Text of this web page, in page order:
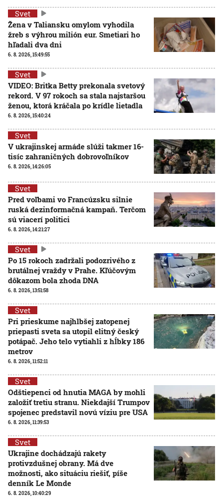
Svet
Žena v Taliansku omylom vyhodila
žreb s výhrou milión eur. Smetiari ho
hľadali dva dni
6. 8. 2026, 15:49:55
Svet
VIDEO: Britka Betty prekonala svetový
rekord. V 97 rokoch sa stala najstaršou
ženou, ktorá kráčala po krídle lietadla
6. 8. 2026, 15:40:24
Svet
V ukrajinskej armáde slúži takmer 16-
tisíc zahraničných dobrovoľníkov
6. 8. 2026, 14:26:05
Svet
Pred voľbami vo Francúzsku silnie
ruská dezinformačná kampaň. Terčom
sú viacerí politici
6. 8. 2026, 14:21:27
Svet
Po 15 rokoch zadržali podozrivého z
brutálnej vraždy v Prahe. Kľúčovým
dôkazom bola zhoda DNA
6. 8. 2026, 13:51:58
Svet
Pri prieskume najhlbšej zatopenej
priepasti sveta sa utopil elitný český
potápač. Jeho telo vytiahli z hĺbky 186
metrov
6. 8. 2026, 11:52:11
Svet
Odštiepenci od hnutia MAGA by mohli
založiť tretiu stranu. Niekdajší Trumpov
spojenec predstavil novú víziu pre USA
6. 8. 2026, 11:39:53
Svet
Ukrajine dochádzajú rakety
protivzdušnej obrany. Má dve
možnosti, ako situáciu riešiť, píše
denník Le Monde
6. 8. 2026, 10:40:29